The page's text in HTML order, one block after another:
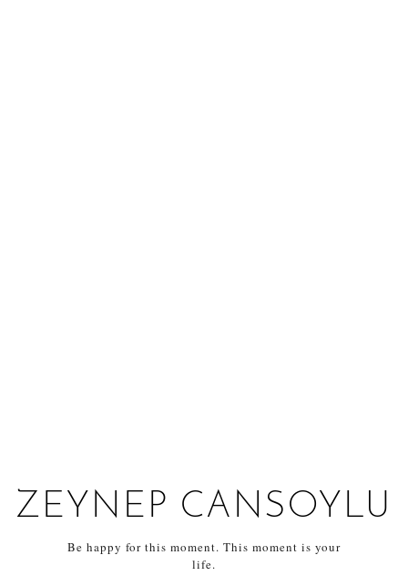
ZEYNEP CANSOYLU
Be happy for this moment. This moment is your
life.